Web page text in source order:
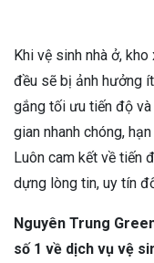
Khi vệ sinh nhà ở,
đều sẽ bị ảnh hưởng
gắng tối ưu tiến độ
gian nhanh chóng,
Luôn cam kết về tiến
dựng lòng tin, uy tín
Nguyên Trung
số 1 về dịch vụ vệ